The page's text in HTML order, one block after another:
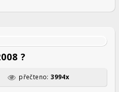
?
přečteno: 3994x